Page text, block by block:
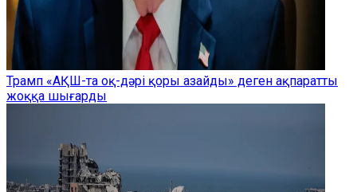
Трамп «АҚШ-та оқ-дәрі қоры азайды» деген ақпаратты
жоққа шығарды